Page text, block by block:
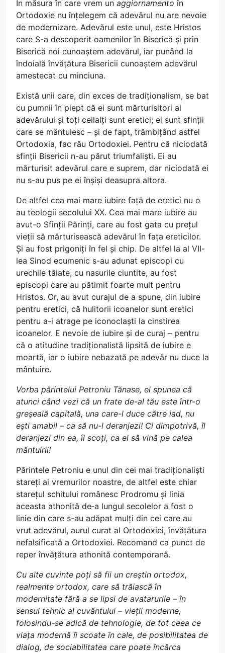
În măsura în care vrem un aggiornamento în
Ortodoxie nu înțelegem că adevărul nu are nevoie
de modernizare. Adevărul este unul, este Hristos
care S-a descoperit oamenilor în Biserică și prin
Biserică noi cunoaștem adevărul, iar punând la
îndoială învățătura Bisericii cunoaștem adevărul
amestecat cu minciuna.
Există unii care, din exces de tradiționalism, se bat
cu pumnii în piept că ei sunt mărturisitori ai
adevărului și toți ceilalți sunt eretici; ei sunt sfinții
care se mântuiesc – și de fapt, trâmbițând astfel
Ortodoxia, fac rău Ortodoxiei. Pentru că niciodată
sfinții Bisericii n-au părut triumfaliști. Ei au
mărturisit adevărul care e suprem, dar niciodată ei
nu s-au pus pe ei înșiși deasupra altora.
De altfel cea mai mare iubire față de eretici nu o
au teologii secolului XX. Cea mai mare iubire au
avut-o Sfinții Părinți, care au fost gata cu prețul
vieții să mărturisească adevărul în fața ereticilor.
Și au fost prigoniți în fel și chip. De altfel la al VII-
lea Sinod ecumenic s-au adunat episcopi cu
urechile tăiate, cu nasurile ciuntite, au fost
episcopi care au pătimit foarte mult pentru
Hristos. Or, au avut curajul de a spune, din iubire
pentru eretici, că hulitorii icoanelor sunt eretici
pentru a-i atrage pe iconoclaști la cinstirea
icoanelor. E nevoie de iubire și de curaj – pentru
că o atitudine tradiționalistă lipsită de iubire e
moartă, iar o iubire nebazată pe adevăr nu duce la
mântuire.
Vorba părintelui Petroniu Tănase, el spunea că
atunci când vezi că un frate de-al tău este într-o
greșeală capitală, una care-l duce către iad, nu
ești amabil – ca să nu-l deranjezi! Ci dimpotrivă, îl
deranjezi din ea, îl scoți, ca el să vină pe calea
mântuirii!
Părintele Petroniu e unul din cei mai tradiționaliști
stareți ai vremurilor noastre, de altfel este chiar
starețul schitului românesc Prodromu și linia
aceasta athonită de‑a lungul secolelor a fost o
linie din care s-au adăpat mulți din cei care au
vrut adevărul, aurul curat al Ortodoxiei, învățătura
nefalsificată a Ortodoxiei. Recomand ca punct de
reper învățătura athonită contemporană.
Cu alte cuvinte poți să fii un creștin ortodox,
realmente ortodox, care să trăiască în
modernitate fără a se lipsi de avatarurile – în
sensul tehnic al cuvântului – vieții moderne,
folosindu-se adică de tehnologie, de tot ceea ce
viața modernă îi scoate în cale, de posibilitatea de
dialog, de sociabilitatea care poate încărca